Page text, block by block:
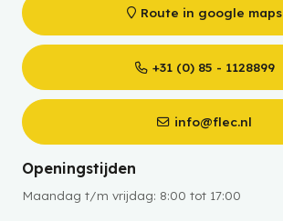
Route in google maps
+31 (0) 85 - 1128899
info@flec.nl
Openingstijden
Maandag t/m vrijdag: 8:00 tot 17:00